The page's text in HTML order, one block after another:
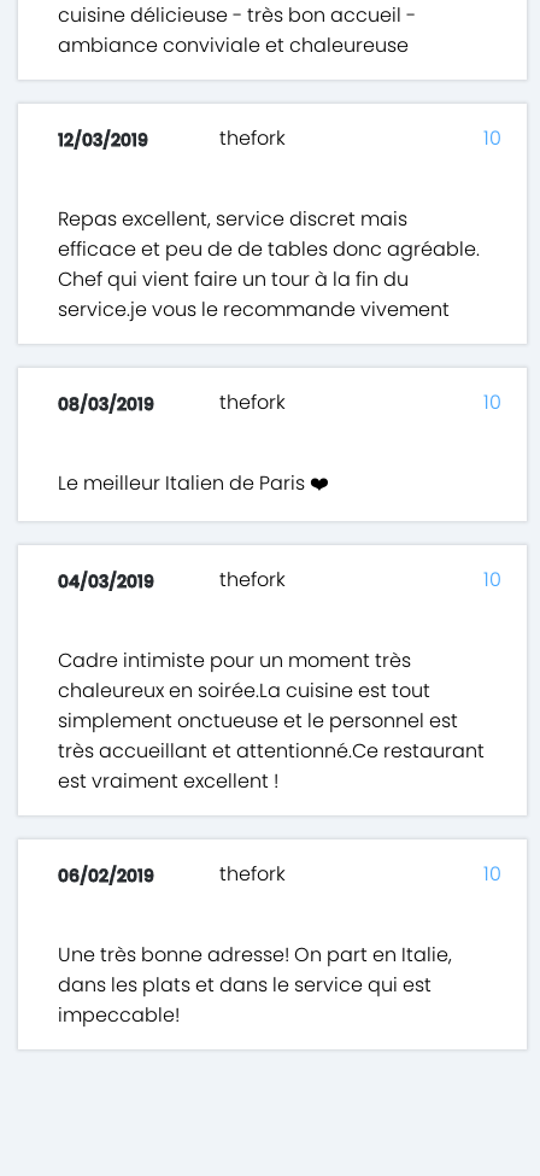
cuisine délicieuse - très bon accueil -
ambiance conviviale et chaleureuse
12/03/2019 thefork
Repas excellent, service discret mais
efficace et peu de de tables donc agréable.
Chef qui vient faire un tour à la fin du
service.je vous le recommande vivement
10
08/03/2019 thefork
Le meilleur Italien de Paris ❤️
10
04/03/2019 thefork
Cadre intimiste pour un moment très
chaleureux en soirée.La cuisine est tout
simplement onctueuse et le personnel est
très accueillant et attentionné.Ce restaurant
est vraiment excellent !
10
06/02/2019 thefork
Une très bonne adresse! On part en Italie,
dans les plats et dans le service qui est
impeccable!
10